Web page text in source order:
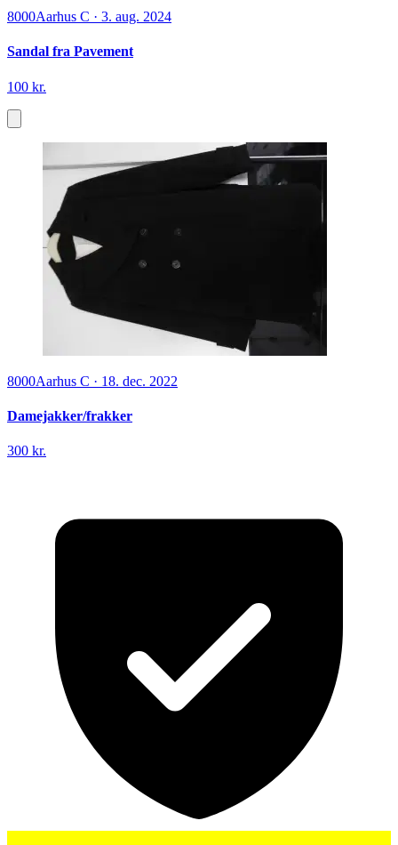
8000Aarhus C · 3. aug. 2024
Sandal fra Pavement
100 kr.
8000Aarhus C · 18. dec. 2022
Damejakker/frakker
300 kr.